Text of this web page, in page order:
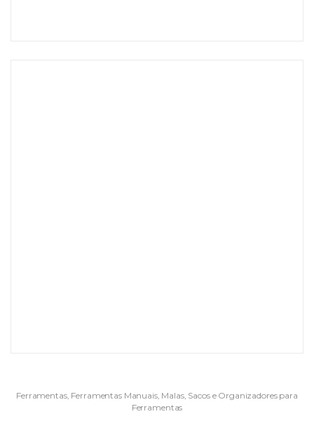
Ferramentas, Ferramentas Manuais, Malas, Sacos e Organizadores para
Ferramentas